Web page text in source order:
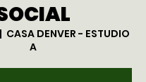
CASA DENVER - ESTUDIO
A